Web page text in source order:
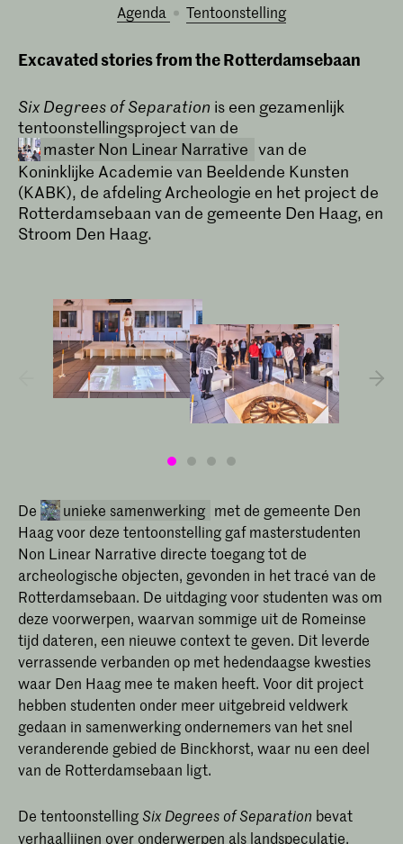
Agenda tentoonstelling
Excavated stories from the Rotterdamsebaan
Six Degrees of Separation is een gezamenlijk
tentoonstellingsproject van de
master Non Linear Narrative
Master Non Linear Narrative
Non Linear Narrative is een twee jaar
durende masteropleiding die
journalistieke en forensische
onderzoeksmethoden combineert met
experimentele, algoritmische processen
om de vertaalslag te maken naar
van de
Koninklijke Academie van Beeldende Kunsten
(KABK), de afdeling Archeologie en het project de
Rotterdamsebaan van de gemeente Den Haag, en
Stroom Den Haag.
De unieke samenwerking
NLN x Rotterdamsebaan - Six
Degrees of Separation
Master Non Linear Narrative
collaborates with the Rotterdamsebaan
and the Archaeology Department of
The Hague in a project of creating
met de gemeente Den
Haag voor deze tentoonstelling gaf masterstudenten
Non Linear Narrative directe toegang tot de
archeologische objecten, gevonden in het tracé van de
Rotterdamsebaan. De uitdaging voor studenten was om
deze voorwerpen, waarvan sommige uit de Romeinse
tijd dateren, een nieuwe context te geven. Dit leverde
verrassende verbanden op met hedendaagse kwesties
waar Den Haag mee te maken heeft. Voor dit project
hebben studenten onder meer uitgebreid veldwerk
gedaan in samenwerking ondernemers van het snel
veranderende gebied de Binckhorst, waar nu een deel
van de Rotterdamsebaan ligt.
De tentoonstellingSix Degrees of Separation bevat
verhaallijnen over onderwerpen als landspeculatie,